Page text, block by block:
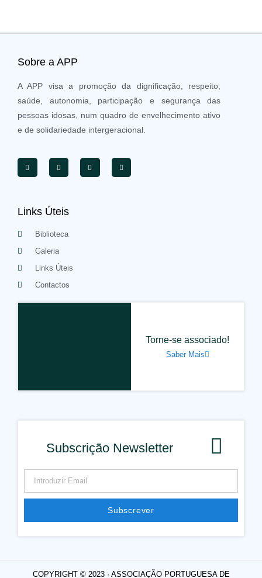
Sobre a APP
A APP visa a promoção da dignificação, respeito,
saúde, autonomia, participação e segurança das
pessoas idosas, num quadro de envelhecimento ativo
e de solidariedade intergeracional.
Links Úteis
Biblioteca
Galeria
Links Úteis
Contactos
Torne-se associado!
Saber Mais
Subscrição Newsletter
Subscrever
COPYRIGHT © 2023 · ASSOCIAÇÃO PORTUGUESA DE